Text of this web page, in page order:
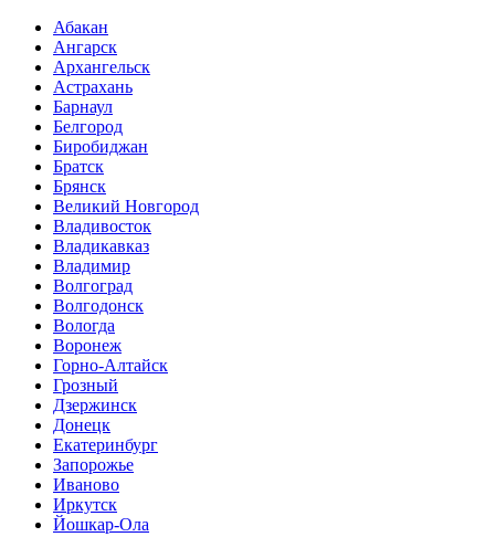
Абакан
Ангарск
Архангельск
Астрахань
Барнаул
Белгород
Биробиджан
Братск
Брянск
Великий Новгород
Владивосток
Владикавказ
Владимир
Волгоград
Волгодонск
Вологда
Воронеж
Горно-Алтайск
Грозный
Дзержинск
Донецк
Екатеринбург
Запорожье
Иваново
Иркутск
Йошкар-Ола